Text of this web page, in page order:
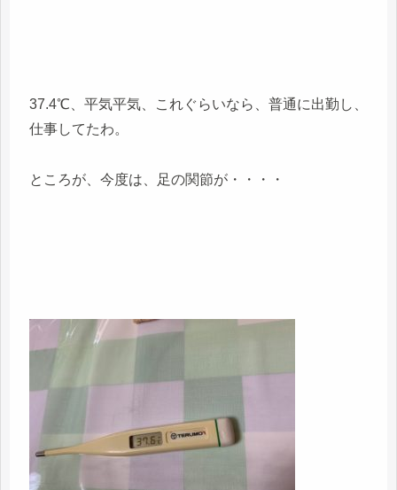
37.4℃、平気平気、これぐらいなら、普通に出勤し、
仕事してたわ。
ところが、今度は、足の関節が・・・・